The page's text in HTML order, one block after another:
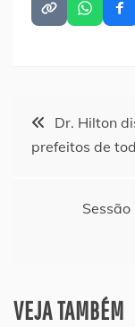
Navegação
de
Dr. Hilton
prefeitos de
VEJA TAMBÉM